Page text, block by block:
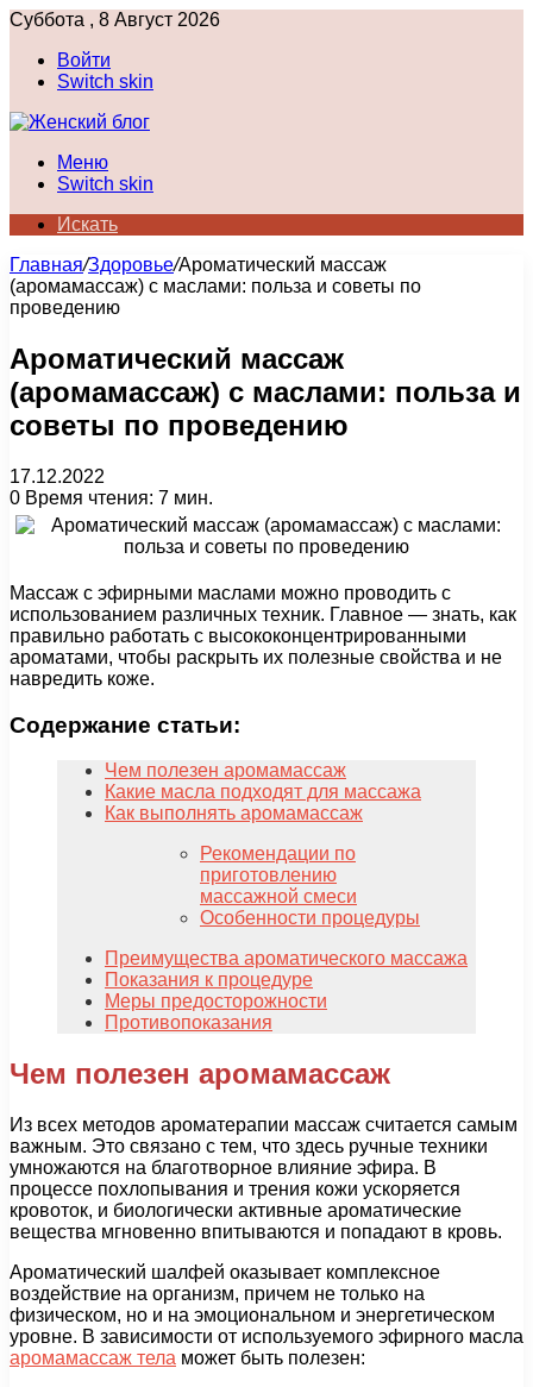
Суббота , 8 Август 2026
Войти
Switch skin
Меню
Switch skin
Искать
Главная/Здоровье/Ароматический массаж
(аромамассаж) с маслами: польза и советы по
проведению
Ароматический массаж
(аромамассаж) с маслами: польза и
советы по проведению
17.12.2022
0 Время чтения: 7 мин.
Массаж с эфирными маслами можно проводить с
использованием различных техник. Главное — знать, как
правильно работать с высококонцентрированными
ароматами, чтобы раскрыть их полезные свойства и не
навредить коже.
Содержание статьи:
Чем полезен аромамассаж
Какие масла подходят для массажа
Как выполнять аромамассаж
Рекомендации по
приготовлению
массажной смеси
Особенности процедуры
Преимущества ароматического массажа
Показания к процедуре
Меры предосторожности
Противопоказания
Чем полезен аромамассаж
Из всех методов ароматерапии массаж считается самым
важным. Это связано с тем, что здесь ручные техники
умножаются на благотворное влияние эфира. В
процессе похлопывания и трения кожи ускоряется
кровоток, и биологически активные ароматические
вещества мгновенно впитываются и попадают в кровь.
Ароматический шалфей оказывает комплексное
воздействие на организм, причем не только на
физическом, но и на эмоциональном и энергетическом
уровне. В зависимости от используемого эфирного масла
аромамассаж тела может быть полезен: